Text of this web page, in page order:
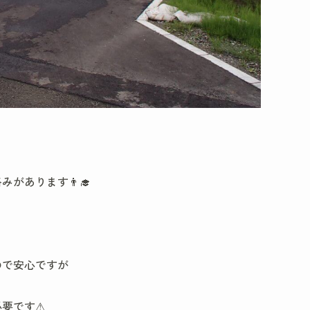
があります👨‍🎓
安心ですが
要です⚠